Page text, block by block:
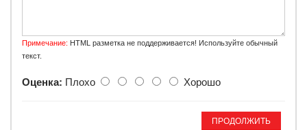
Примечание: HTML разметка не поддерживается! Используйте обычный
текст.
Оценка: Плохо Хорошо
ПРОДОЛЖИТЬ